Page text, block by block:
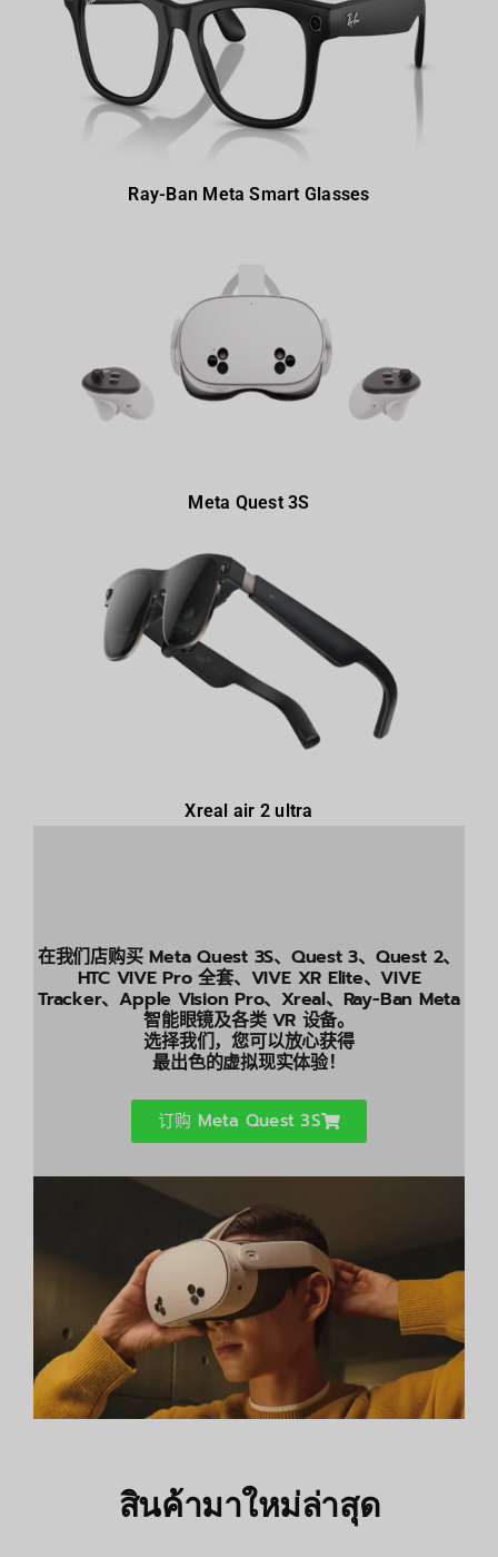
Ray-Ban Meta Smart Glasses
Meta Quest 3S
Xreal air 2 ultra
在我们店购买 Meta Quest 3S、Quest 3、Quest 2、
HTC VIVE Pro 全套、VIVE XR Elite、VIVE
Tracker、Apple Vision Pro、Xreal、Ray-Ban Meta
智能眼镜及各类 VR 设备。
选择我们，您可以放心获得
最出色的虚拟现实体验！
订购 Meta Quest 3S
สินค้ามาใหม่ล่าสุด